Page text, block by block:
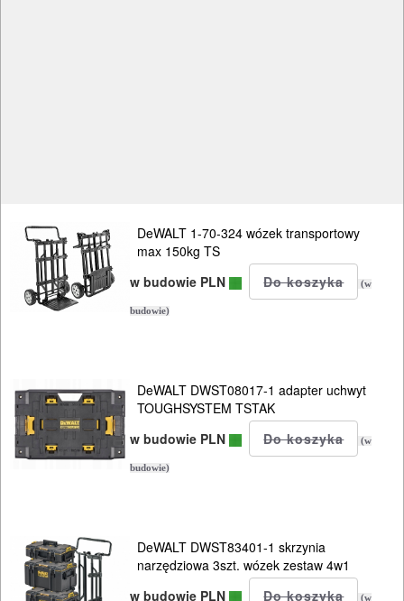
DeWALT 1-70-324 wózek transportowy
max 150kg TS
w budowie PLN
(w
budowie)
DeWALT DWST08017-1 adapter uchwyt
TOUGHSYSTEM TSTAK
w budowie PLN
(w
budowie)
DeWALT DWST83401-1 skrzynia
narzędziowa 3szt. wózek zestaw 4w1
w budowie PLN
(w